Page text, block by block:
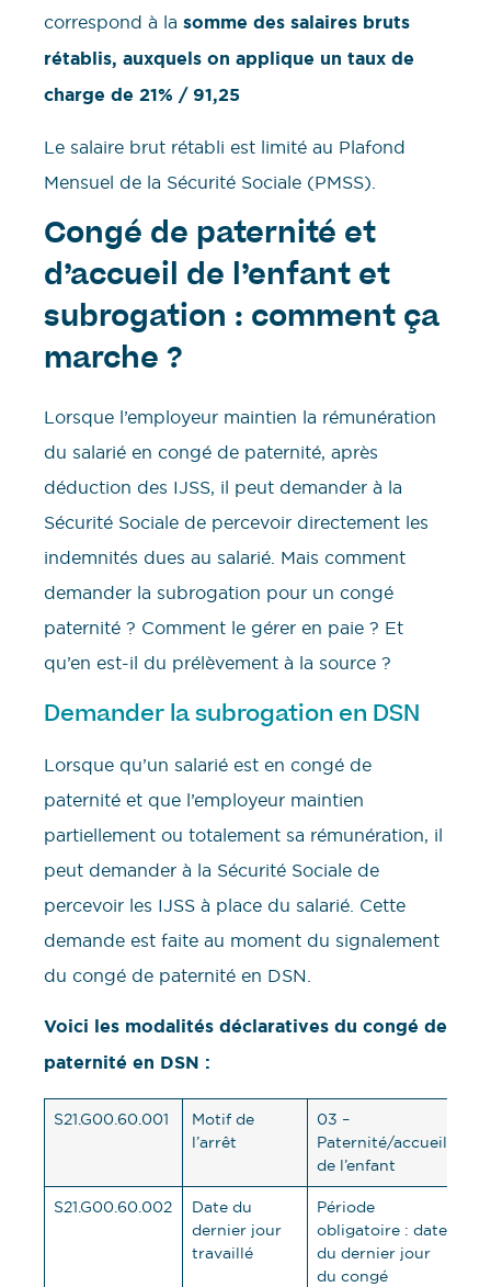
correspond à la somme des salaires bruts
rétablis, auxquels on applique un taux de
charge de 21% / 91,25
Le salaire brut rétabli est limité au Plafond
Mensuel de la Sécurité Sociale (PMSS).
Congé de paternité et
d’accueil de l’enfant et
subrogation : comment ça
marche ?
Lorsque l’employeur maintien la rémunération
du salarié en congé de paternité, après
déduction des IJSS, il peut demander à la
Sécurité Sociale de percevoir directement les
indemnités dues au salarié. Mais comment
demander la subrogation pour un congé
paternité ? Comment le gérer en paie ? Et
qu’en est-il du prélèvement à la source ?
Demander la subrogation en DSN
Lorsque qu’un salarié est en congé de
paternité et que l’employeur maintien
partiellement ou totalement sa rémunération, il
peut demander à la Sécurité Sociale de
percevoir les IJSS à place du salarié. Cette
demande est faite au moment du signalement
du congé de paternité en DSN.
Voici les modalités déclaratives du congé de
paternité en DSN :
S21.G00.60.001
Motif de
l’arrêt
03 –
Paternité/accueil
de l’enfant
S21.G00.60.002
Date du
dernier jour
travaillé
Période
obligatoire : date
du dernier jour
du congé